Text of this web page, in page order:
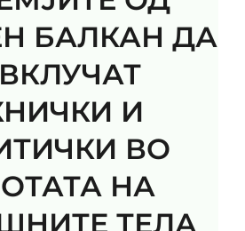
БАЛКАН ДА
И
ВО
НА
ТЕЛА